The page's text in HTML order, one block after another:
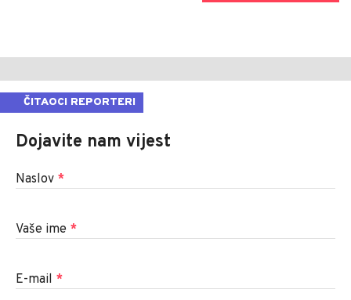
ČITAOCI REPORTERI
Dojavite nam vijest
Naslov *
Vaše ime *
E-mail *